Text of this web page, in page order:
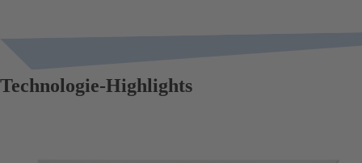
Technologie-Highlights